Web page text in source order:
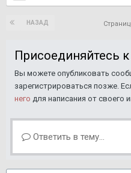
НАЗАД
Присоединяйтесь
Вы можете опубликовать
зарегистрироваться позже.
него для написания от своего
Ответить в тему...